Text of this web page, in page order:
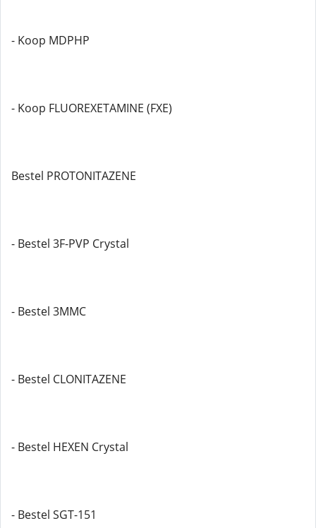
- Koop MDPHP
- Koop FLUOREXETAMINE (FXE)
Bestel PROTONITAZENE
- Bestel 3F-PVP Crystal
- Bestel 3MMC
- Bestel CLONITAZENE
- Bestel HEXEN Crystal
- Bestel SGT-151